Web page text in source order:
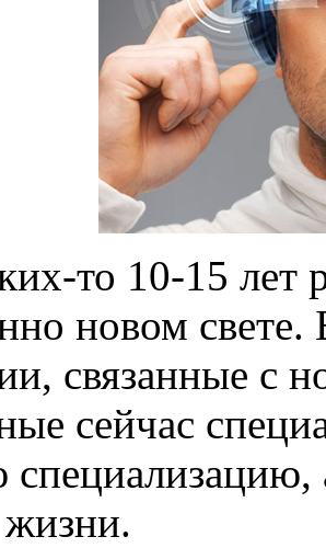
то 10-15 лет
новом свете.
связанные с
сейчас